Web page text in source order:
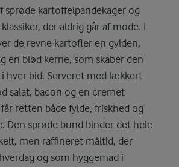
sprøde kartoffelpandekager og
der aldrig går af mode. I
de revne kartofler en gylden,
en blød kerne, som skaber den
hver bid. Serveret med lækkert
salat, bacon og en cremet
retten både fylde, friskhed og
Den sprøde bund binder det hele
men raffineret måltid, der
og som hyggemad i